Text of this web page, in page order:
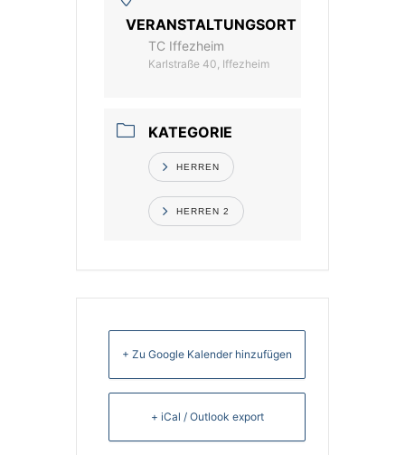
VERANSTALTUNGSORT
TC Iffezheim
Karlstraße 40, Iffezheim
KATEGORIE
HERREN
HERREN 2
+ Zu Google Kalender hinzufügen
+ iCal / Outlook export